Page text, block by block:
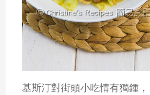
基斯汀對街頭小吃情有獨鍾